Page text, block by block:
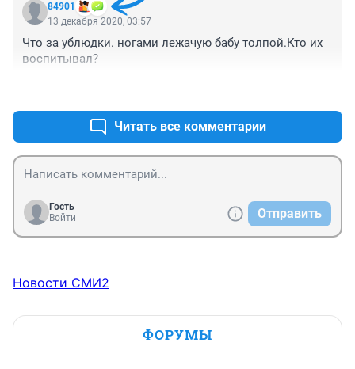
84901
13 декабря 2020, 03:57
Что за ублюдки. ногами лежачую бабу толпой.Кто их
воспитывал?
Читать все комментарии
Гость
Войти
Отправить
Новости СМИ2
ФОРУМЫ